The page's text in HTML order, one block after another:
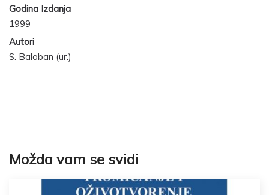
Godina Izdanja
1999
Autori
S. Baloban (ur.)
Možda vam se svidi